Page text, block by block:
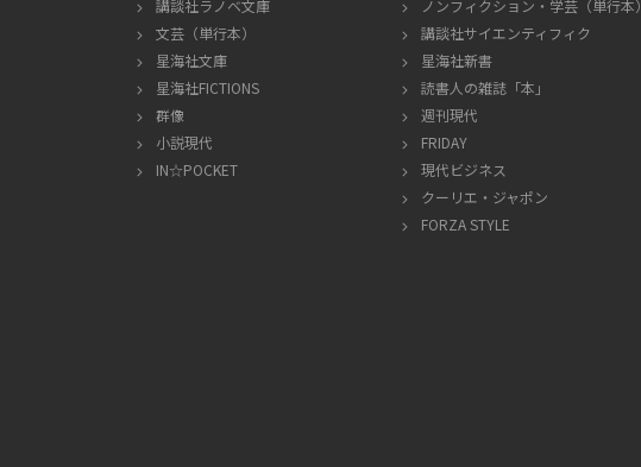
講談社ラノベ文庫
文芸（単行本）
星海社文庫
星海社FICTIONS
群像
小説現代
IN☆POCKET
ノンフィクション・学芸 （単行本）
講談社サイエンティフィク
星海社新書
読書人の雑誌「本」
週刊現代
FRIDAY
現代ビジネス
クーリエ・ジャポン
FORZA STYLE